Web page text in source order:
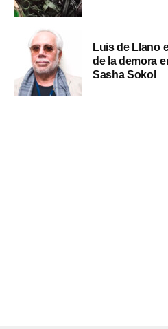
Luis de Llano
de la demora
Sasha Sokol